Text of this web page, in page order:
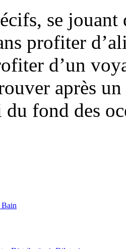
se jouant
profiter
d’un
après
fond des